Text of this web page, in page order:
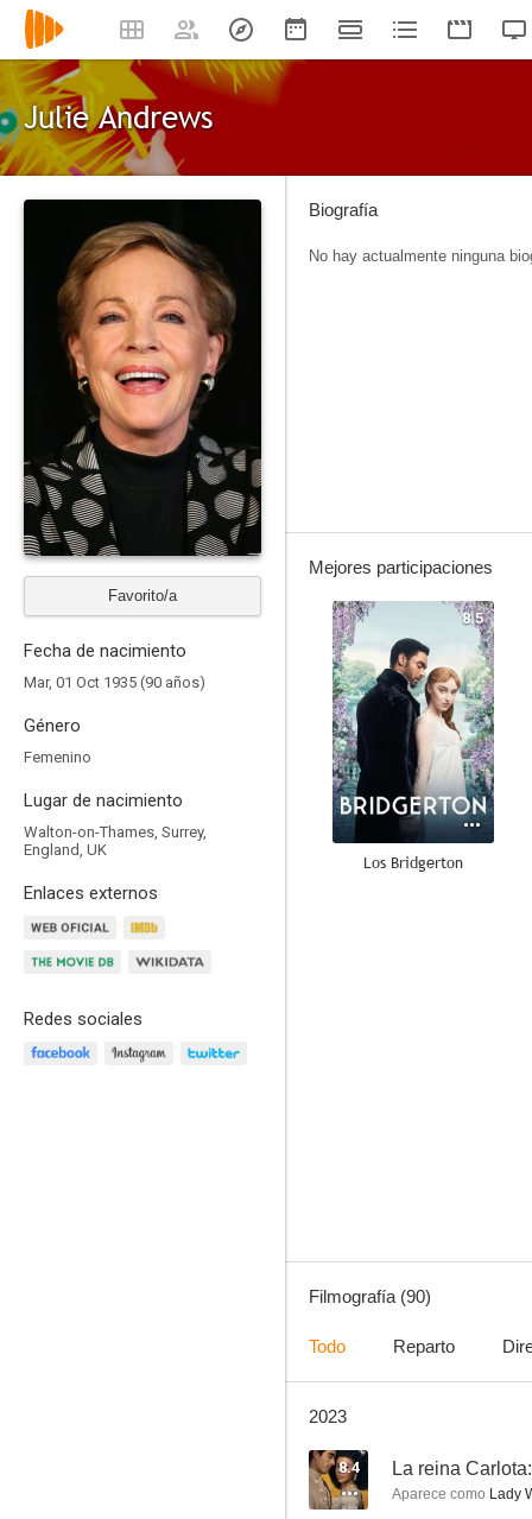
Julie Andrews
Favorito/a
Fecha de nacimiento
Mar, 01 Oct 1935 (90 años)
Género
Femenino
Lugar de nacimiento
Walton-on-Thames, Surrey,
England, UK
Enlaces externos
Redes sociales
Biografía
No hay actualmente ninguna
Mejores participaciones
8.5
Los Bridgerton
7.2
Filmografía (90)
Todo Reparto
2023
8.4
Aparece como Lady